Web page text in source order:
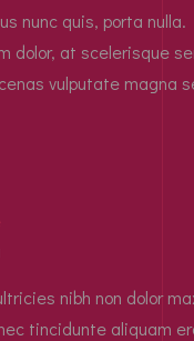
nunc quis, porta
dolor, at scelerisque
vulputate magna
nibh non dolor
tincidunte aliquam